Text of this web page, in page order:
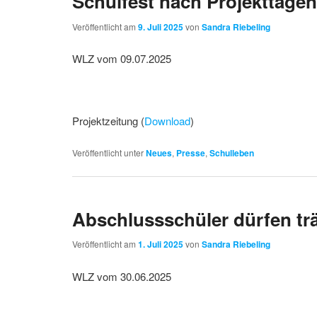
Veröffentlicht am9. Juli 2025vonSandra Riebeling
WLZ vom 09.07.2025
Projektzeitung (Download)
Veröffentlicht unterNeues, Presse,Schulleben
Abschlussschüler dürfen
Veröffentlicht am1. Juli 2025vonSandra Riebeling
WLZ vom 30.06.2025